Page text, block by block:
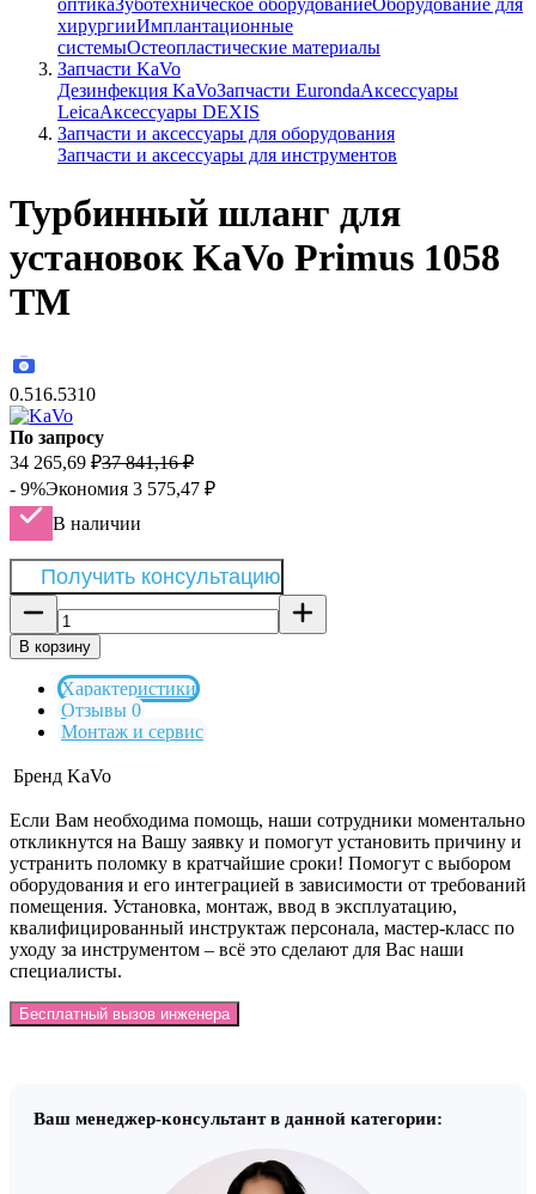
оптикаЗуботехническое оборудованиеОборудование для
хирургииИмплантационные
системыОстеопластические материалы
Запчасти KaVo
Дезинфекция KaVoЗапчасти EurondaАксессуары
LeicaАксессуары DEXIS
Запчасти и аксессуары для оборудования
Запчасти и аксессуары для инструментов
Турбинный шланг для
установок KaVo Primus 1058
ТМ
0.516.5310
По запросу
34 265,69 ₽37 841,16 ₽
- 9%Экономия 3 575,47 ₽
В наличии
Получить консультацию
В корзину
Характеристики
Отзывы 0
Монтаж и сервис
Бренд KaVo
Если Вам необходима помощь, наши сотрудники моментально
откликнутся на Вашу заявку и помогут установить причину и
устранить поломку в кратчайшие сроки! Помогут с выбором
оборудования и его интеграцией в зависимости от требований
помещения. Установка, монтаж, ввод в эксплуатацию,
квалифицированный инструктаж персонала, мастер-класс по
уходу за инструментом – всё это сделают для Вас наши
специалисты.
Бесплатный вызов инженера
Ваш менеджер-консультант в данной категории: